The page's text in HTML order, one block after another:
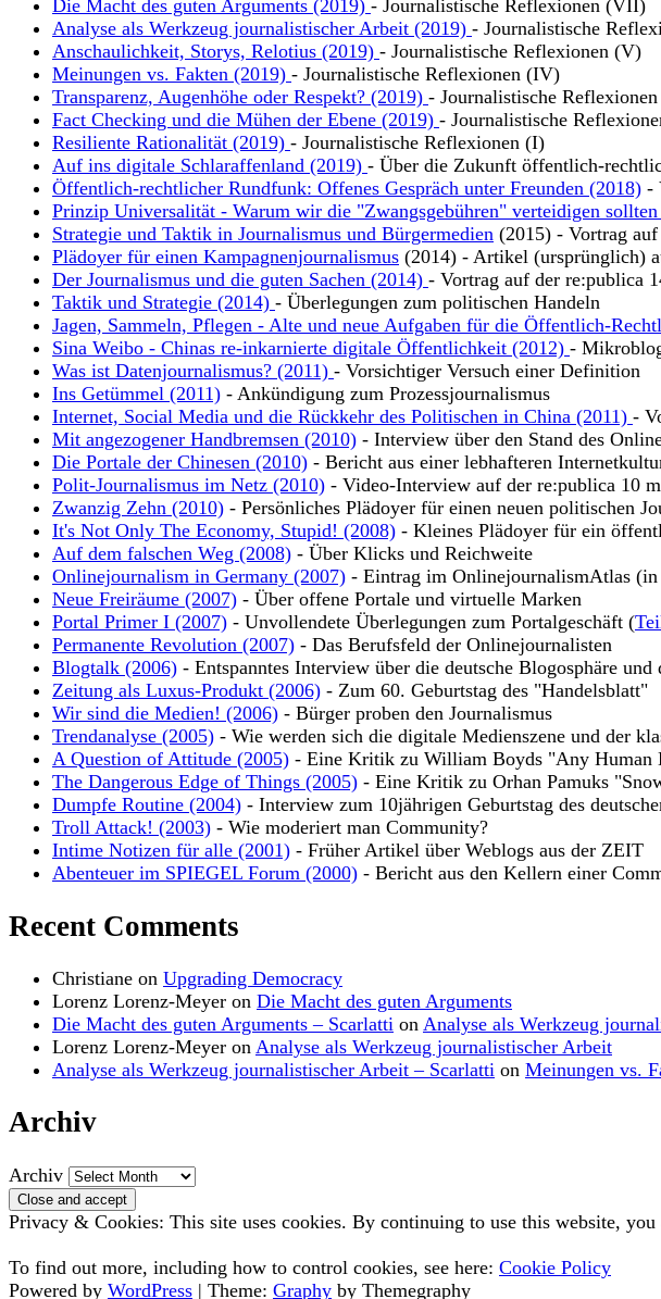
Die Macht des guten Arguments (2019) - Journalistische Reflexionen (VII)
Analyse als Werkzeug journalistischer Arbeit (2019) - Journalistische
Anschaulichkeit, Storys, Relotius (2019) - Journalistische Reflexionen (V)
Meinungen vs. Fakten (2019) - Journalistische Reflexionen (IV)
Transparenz, Augenhöhe oder Respekt? (2019) - Journalistische
Fact Checking und die Mühen der Ebene (2019) - Journalistische
Resiliente Rationalität (2019) - Journalistische Reflexionen (I)
Auf ins digitale Schlaraffenland (2019) - Über die Zukunft öffentlich-
Öffentlich-rechtlicher Rundfunk: Offenes Gespräch unter Freunden (2018) -
Prinzip Universalität - Warum wir die "Zwangsgebühren" verteidigen
Strategie und Taktik in Journalismus und Bürgermedien (2015) - Vortrag
Plädoyer für einen Kampagnenjournalismus (2014) - Artikel (ursprünglich)
Der Journalismus und die guten Sachen (2014) - Vortrag auf der re:publica
Taktik und Strategie (2014) - Überlegungen zum politischen Handeln
Jagen, Sammeln, Pflegen - Alte und neue Aufgaben für die Öffentlich-
Sina Weibo - Chinas re-inkarnierte digitale Öffentlichkeit (2012) -
Was ist Datenjournalismus? (2011) - Vorsichtiger Versuch einer Definition
Ins Getümmel (2011) - Ankündigung zum Prozessjournalismus
Internet, Social Media und die Rückkehr des Politischen in China (2011) -
Mit angezogener Handbremsen (2010) - Interview über den Stand des
Die Portale der Chinesen (2010) - Bericht aus einer lebhafteren
Polit-Journalismus im Netz (2010) - Video-Interview auf der re:publica 10
Zwanzig Zehn (2010) - Persönliches Plädoyer für einen neuen politischen
It's Not Only The Economy, Stupid! (2008) - Kleines Plädoyer für ein
Auf dem falschen Weg (2008) - Über Klicks und Reichweite
Onlinejournalism in Germany (2007) - Eintrag im OnlinejournalismAtlas
Neue Freiräume (2007) - Über offene Portale und virtuelle Marken
Portal Primer I (2007) - Unvollendete Überlegungen zum Portalgeschäft (
Permanente Revolution (2007) - Das Berufsfeld der Onlinejournalisten
Blogtalk (2006) - Entspanntes Interview über die deutsche Blogosphäre und
Zeitung als Luxus-Produkt (2006) - Zum 60. Geburtstag des "Handelsblatt"
Wir sind die Medien! (2006) - Bürger proben den Journalismus
Trendanalyse (2005) - Wie werden sich die digitale Medienszene und der
A Question of Attitude (2005) - Eine Kritik zu William Boyds "Any Human
The Dangerous Edge of Things (2005) - Eine Kritik zu Orhan Pamuks
Dumpfe Routine (2004) - Interview zum 10jährigen Geburtstag des
Troll Attack! (2003) - Wie moderiert man Community?
Intime Notizen für alle (2001) - Früher Artikel über Weblogs aus der ZEIT
Abenteuer im SPIEGEL Forum (2000) - Bericht aus den Kellern einer
Recent Comments
Christiane on Upgrading Democracy
Lorenz Lorenz-Meyer on Die Macht des guten Arguments
Die Macht des guten Arguments – Scarlatti on Analyse als Werkzeug
Lorenz Lorenz-Meyer on Analyse als Werkzeug journalistischer Arbeit
Analyse als Werkzeug journalistischer Arbeit – Scarlatti on Meinungen vs.
Archiv
Archiv
Privacy & Cookies: This site uses cookies. By continuing to use this website, you
To find out more, including how to control cookies, see here: Cookie Policy
Powered by WordPress | Theme: Graphy by Themegraphy